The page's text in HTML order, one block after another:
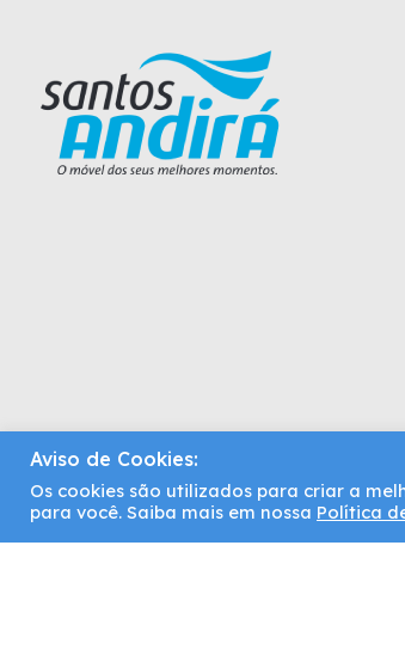
Santos Andirá | Copyright © 2021. Todos os direitos
Aviso de Cookies:
Os cookies são utilizados para criar a
para você. Saiba mais em nossa Política